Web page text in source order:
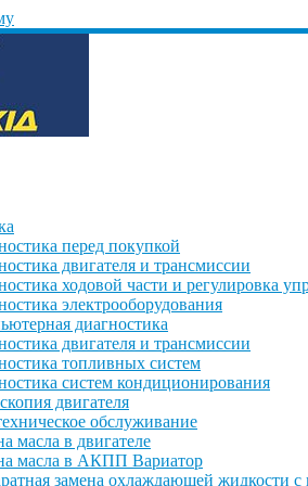
перед покупкой
двигателя и трансмиссии
ходовой части и регулировка
электрооборудования
диагностика
двигателя и трансмиссии
топливных систем
систем кондиционирования
двигателя
обслуживание
масла в двигателе
масла в АКПП Вариатор
замена охлаждающей жидкости